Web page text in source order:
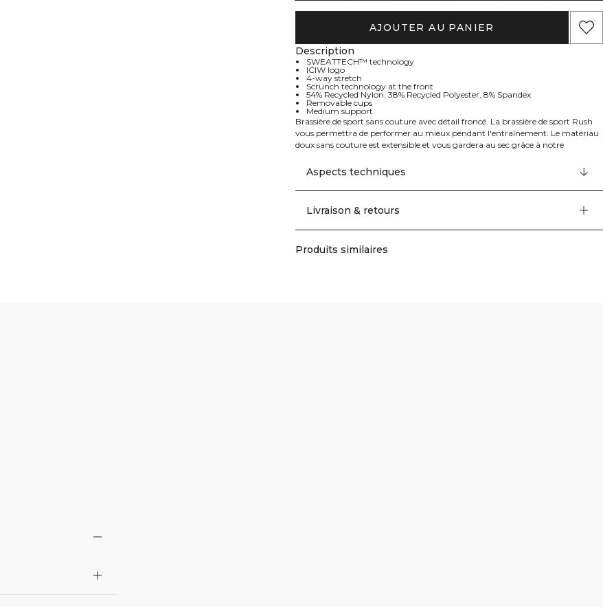
AJOUTER AU PANIER
Description
SWEATTECH™ technology
ICIW logo
4-way stretch
Scrunch technology at the front
54% Recycled Nylon, 38% Recycled Polyester, 8% Spandex
Removable cups
Medium support
Brassière de sport sans couture avec détail froncé. La brassière de sport Rush
vous permettra de performer au mieux pendant l'entraînement. Le matériau
doux sans couture est extensible et vous gardera au sec grâce à notre
en place pendant de nombreuses activités. Le détail froncé à l'avant, la
manchette côtelée et le tricot offrent une brassière de sport confortable et
flatteuse. La technologie SWEATTECH™, le logo ICIW, l'extensibilité dans 4
soutien moyen en font une compagne d'entraînement parfaite. 54% Nylon
Aspects techniques
Livraison & retours
Produits similaires